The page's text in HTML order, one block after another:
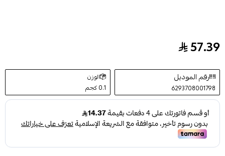
عطر سيكرد لوف للنساء من أجمل - او دي برفيوم
57.39
رقم الموديل
6293708001798
الوزن
0.1 كجم